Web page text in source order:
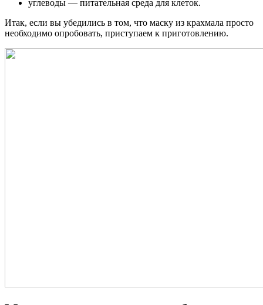
углеводы — питательная среда для клеток.
Итак, если вы убедились в том, что маску из крахмала просто
необходимо опробовать, приступаем к приготовлению.